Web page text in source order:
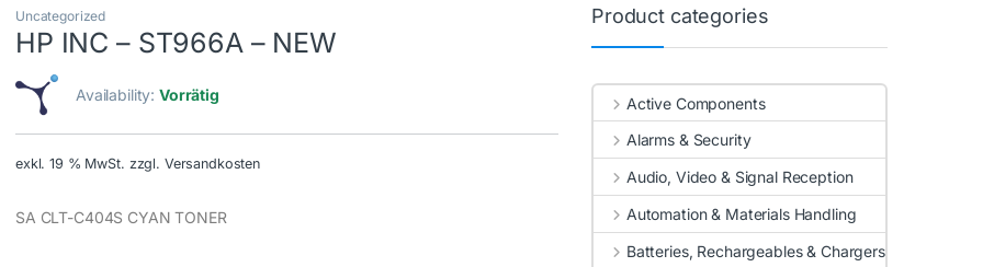
Uncategorized
HP INC – ST966A – NEW
Availability:Vorrätig
exkl. 19 % MwSt. zzgl. Versandkosten
SA CLT-C404S CYAN TONER
Product categories
Active Components
Alarms & Security
Audio, Video & Signal Reception
Automation & Materials Handling
Batteries, Rechargeables & Chargers